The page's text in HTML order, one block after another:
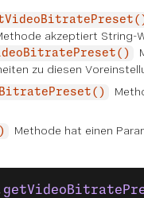
akzeptiert String-
zu diesen
Methode hat einen